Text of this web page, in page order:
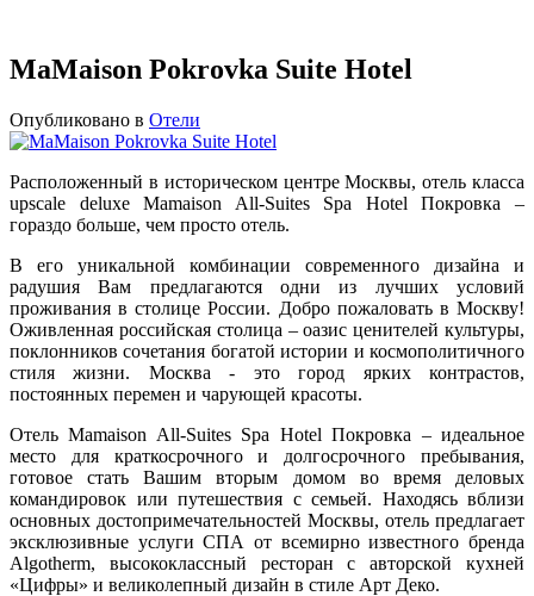
MaMaison Pokrovka Suite Hotel
Опубликовано в Отели
Расположенный в историческом центре Москвы, отель класса
upscale deluxe Mamaison All-Suites Spa Hotel Покровка –
гораздо больше, чем просто отель.
В его уникальной комбинации современного дизайна и
радушия Вам предлагаются одни из лучших условий
проживания в столице России. Добро пожаловать в Москву!
Оживленная российская столица – оазис ценителей культуры,
поклонников сочетания богатой истории и космополитичного
стиля жизни. Москва - это город ярких контрастов,
постоянных перемен и чарующей красоты.
Отель Mamaison All-Suites Spa Hotel Покровка – идеальное
место для краткосрочного и долгосрочного пребывания,
готовое стать Вашим вторым домом во время деловых
командировок или путешествия с семьей. Находясь вблизи
основных достопримечательностей Москвы, отель предлагает
эксклюзивные услуги СПА от всемирно известного бренда
Algotherm, высококлассный ресторан с авторской кухней
«Цифры» и великолепный дизайн в стиле Арт Деко.